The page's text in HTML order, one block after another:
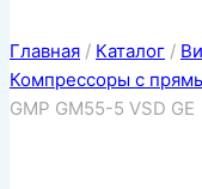
Главная / Каталог /
Компрессоры с
GMP GM55-5 VSD GE